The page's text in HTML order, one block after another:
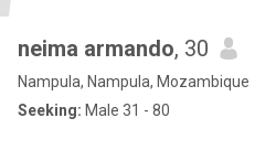
neima armando, 30
Nampula, Nampula, Mozambique
Seeking: Male 31 - 80